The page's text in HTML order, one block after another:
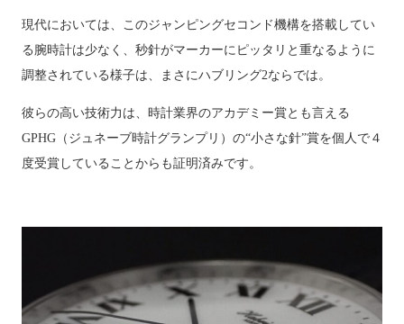
現代においては、このジャンピングセコンド機構を搭載してい
る腕時計は少なく、秒針がマーカーにピッタリと重なるように
調整されている様子は、まさにハブリング2ならでは。
彼らの高い技術力は、時計業界のアカデミー賞とも言える
GPHG（ジュネーブ時計グランプリ）の“小さな針”賞を個人で４
度受賞していることからも証明済みです。